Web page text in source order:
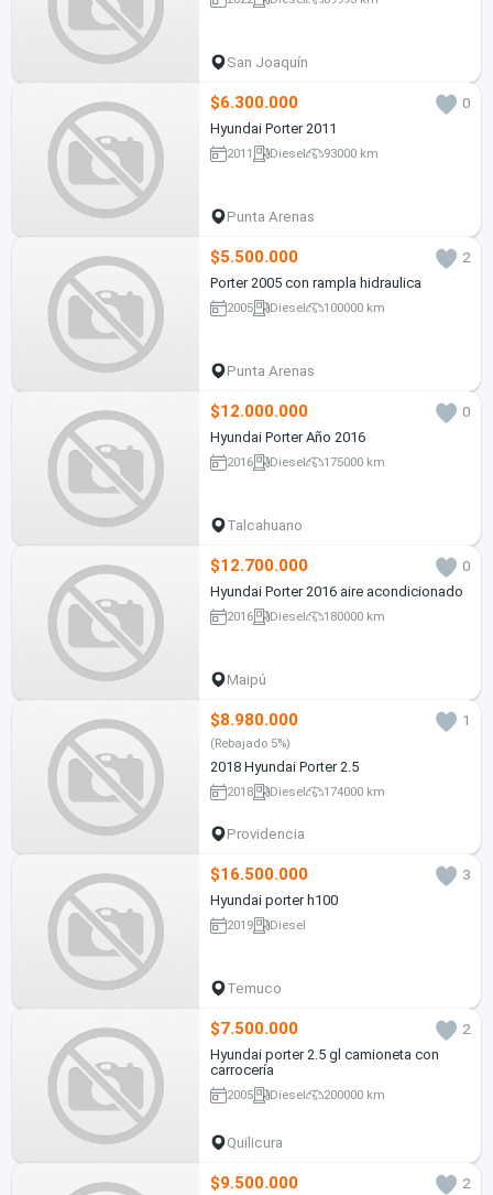
San Joaquín
$6.300.000
0
Hyundai Porter 2011
2011 Diesel 93000 km
Punta Arenas
$5.500.000
2
Porter 2005 con rampla hidraulica
2005 Diesel 100000 km
Punta Arenas
$12.000.000
0
Hyundai Porter Año 2016
2016 Diesel 175000 km
Talcahuano
$12.700.000
0
Hyundai Porter 2016 aire acondicionado
2016 Diesel 180000 km
Maipú
$8.980.000 1
(Rebajado 5%)
2018 Hyundai Porter 2.5
2018 Diesel 174000 km
Providencia
$16.500.000
3
Hyundai porter h100
2019 Diesel
Temuco
$7.500.000
2
Hyundai porter 2.5 gl camioneta con
carrocería
2005 Diesel 200000 km
Quilicura
$9.500.000 2